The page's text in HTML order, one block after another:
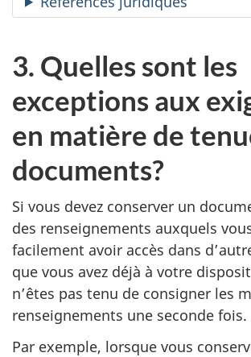
3. Quelles sont les
exceptions aux
en matière de
documents?
Si vous devez conserver un
des renseignements auxquels
facilement avoir accès dans
que vous avez déjà à votre
n’êtes pas tenu de consigner les
renseignements une seconde fois.
Par exemple, lorsque vous